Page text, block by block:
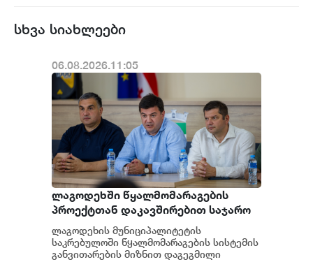
სხვა სიახლეები
06.08.2026.11:05
ლაგოდეხში წყალმომარაგების
პროექტთან დაკავშირებით საჯარო
განხილვა გაიმართა
ლაგოდეხის მუნიციპალიტეტის
საკრებულოში წყალმომარაგების სისტემის
განვითარების მიზნით დაგეგმილი